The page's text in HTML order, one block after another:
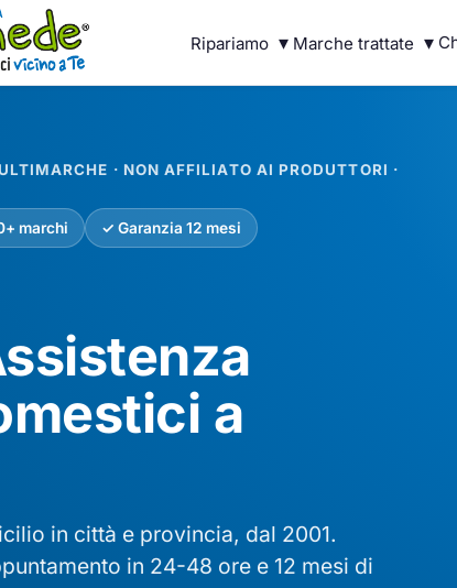
Ripariamo ▾ Marche trattate ▾
· NON AFFILIATO AI PRODUTTORI ·
marchi ✓ Garanzia 12 mesi
a
in città e provincia, dal 2001.
in 24-48 ore e 12 mesi di